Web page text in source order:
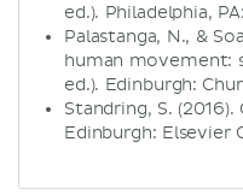
ed.). Philadelphia,
Palastanga, N., &
human movement:
ed.). Edinburgh:
Standring, S.
Edinburgh: Elsevier